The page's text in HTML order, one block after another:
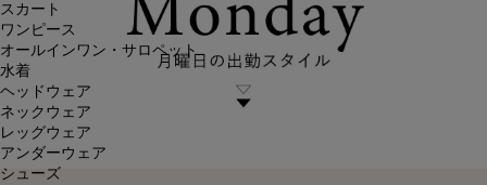
スカート
ワンピース
オールインワン・サロペット
水着
ヘッドウェア
ネックウェア
レッグウェア
アンダーウェア
シューズ